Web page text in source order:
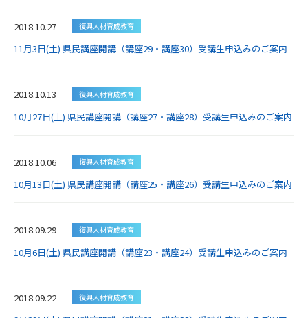
2018.10.27 復興人材育成教育
11月3日(土) 県民講座開講（講座29・講座30）受講生申込みのご案内
2018.10.13 復興人材育成教育
10月27日(土) 県民講座開講（講座27・講座28）受講生申込みのご案内
2018.10.06 復興人材育成教育
10月13日(土) 県民講座開講（講座25・講座26）受講生申込みのご案内
2018.09.29 復興人材育成教育
10月6日(土) 県民講座開講（講座23・講座24）受講生申込みのご案内
2018.09.22 復興人材育成教育